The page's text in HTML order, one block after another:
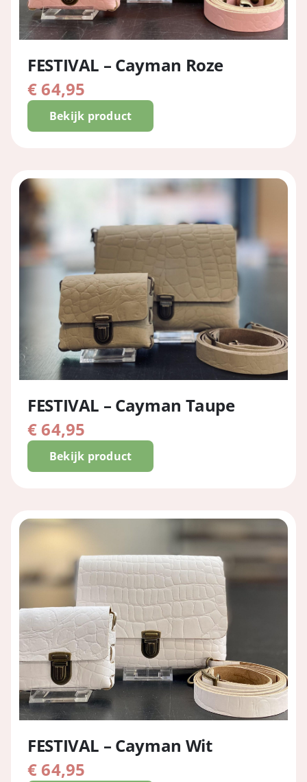
FESTIVAL – Cayman Roze
Bekijk product
€ 64,95
FESTIVAL – Cayman Taupe
Bekijk product
€ 64,95
FESTIVAL – Cayman Wit
€ 64,95